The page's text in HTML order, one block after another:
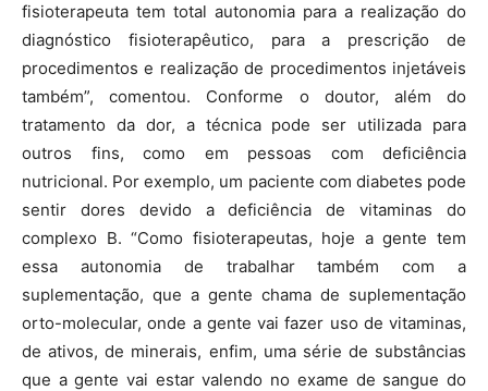
fisioterapeuta tem total autonomia para a realização do
diagnóstico fisioterapêutico, para a prescrição de
procedimentos e realização de procedimentos injetáveis
também”, comentou. Conforme o doutor, além do
tratamento da dor, a técnica pode ser utilizada para
outros fins, como em pessoas com deficiência
nutricional. Por exemplo, um paciente com diabetes pode
sentir dores devido a deficiência de vitaminas do
complexo B. “Como fisioterapeutas, hoje a gente tem
essa autonomia de trabalhar também com a
suplementação, que a gente chama de suplementação
orto-molecular, onde a gente vai fazer uso de vitaminas,
de ativos, de minerais, enfim, uma série de substâncias
que a gente vai estar valendo no exame de sangue do